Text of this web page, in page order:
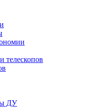
телескопов
ДУ